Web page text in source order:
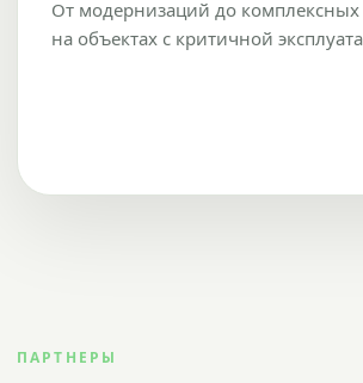
От модернизаций до
на объектах с критичной
ПАРТНЕРЫ